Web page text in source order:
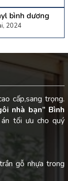
bình dương
2024
cấp,sang trọng.
nhà bạn” Bình
tối ưu cho quý
gỗ nhựa trong